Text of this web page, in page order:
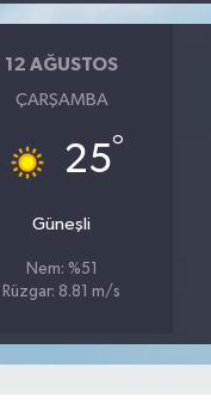
12 AĞUSTOS
ÇARŞAMBA
25°
Güneşli
Nem: %51
Rüzgar: 8.81 m/s